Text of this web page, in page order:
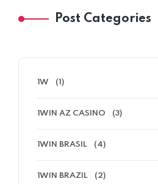
Post Categories
1W (1)
1WIN AZ CASINO (3)
1WIN BRASIL (4)
1WIN BRAZIL (2)